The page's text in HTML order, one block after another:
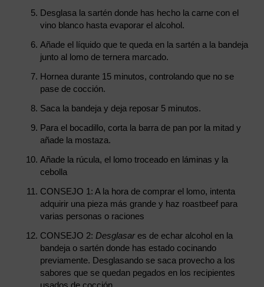
Desglasa la sartén donde has hecho la carne con el
vino blanco hasta evaporar el alcohol.
Añade el líquido que te queda en la sartén a la bandeja
junto al lomo de ternera marcado.
Hornea durante 15 minutos, controlando que no se
pase de cocción.
Saca la bandeja y deja reposar 5 minutos.
Para el bocadillo, corta la barra de pan por la mitad y
añade la mostaza.
Añade la rúcula, el lomo troceado en láminas y la
cebolla
CONSEJO 1: A la hora de comprar el lomo, intenta
adquirir una pieza más grande y haz roastbeef para
varias personas o raciones
CONSEJO 2: Desglasares de echar alcohol en la
bandeja o sartén donde has estado cocinando
previamente. Desglasando se saca provecho a los
sabores que se quedan pegados en los recipientes
usados de cocción